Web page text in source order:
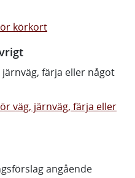
körkort
färja eller något
väg, järnväg, färja eller
angående